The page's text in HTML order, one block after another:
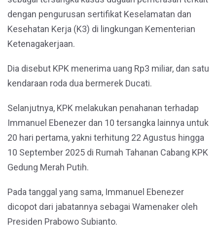
dengan pengurusan sertifikat Keselamatan dan
Kesehatan Kerja (K3) di lingkungan Kementerian
Ketenagakerjaan.
Dia disebut KPK menerima uang Rp3 miliar, dan satu
kendaraan roda dua bermerek Ducati.
Selanjutnya, KPK melakukan penahanan terhadap
Immanuel Ebenezer dan 10 tersangka lainnya untuk
20 hari pertama, yakni terhitung 22 Agustus hingga
10 September 2025 di Rumah Tahanan Cabang KPK
Gedung Merah Putih.
Pada tanggal yang sama, Immanuel Ebenezer
dicopot dari jabatannya sebagai Wamenaker oleh
Presiden Prabowo Subianto.